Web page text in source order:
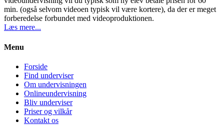
min. (også selvom videoen typisk vil være kortere), da der er meget
forberedelse forbundet med videoproduktionen.
Læs mere...
Menu
Forside
Find underviser
Om undervisningen
Onlineundervisning
Bliv underviser
Priser og vilkår
Kontakt os